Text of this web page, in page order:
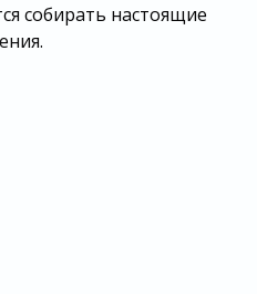
собирать настоящие